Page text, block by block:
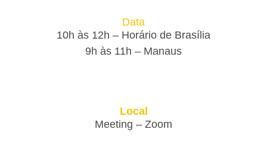
Data
10h às 12h – Horário de Brasília
9h às 11h – Manaus
Local
Meeting – Zoom